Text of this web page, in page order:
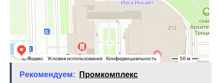
Рекомендуем: Промкомплекс